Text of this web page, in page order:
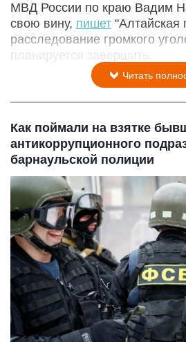
МВД России по краю Вадим
свою вину, пишет
расследование громкого
планируется завершить.
Читать
Как поймали на взятке
антикоррупционного
барнаульской полиции